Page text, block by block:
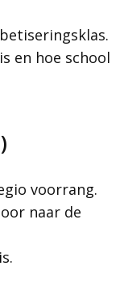
en hoe school
voorrang.
naar de